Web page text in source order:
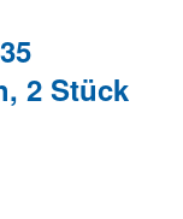
2 Stück